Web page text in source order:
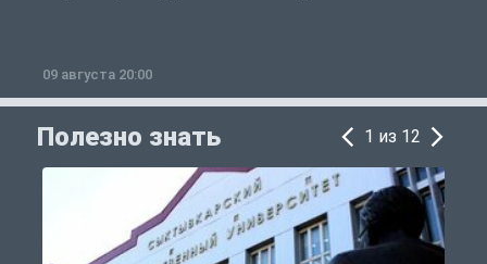
09 августа 20:00
Полезно знать 1 из 12